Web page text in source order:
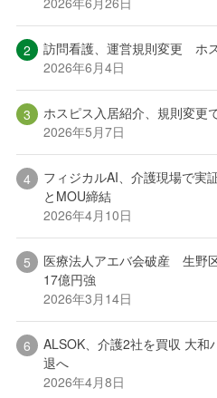
訪問看護、運営規則変更 ホ
2026年6月4日
ホスピス入居紹介、規則変
2026年5月7日
フィジカルAI、介護現場で
とMOU締結
2026年4月10日
医療法人アエバ会破産 生野
17億円強
2026年3月14日
ALSOK、介護2社を買収 大和
退へ
2026年4月8日